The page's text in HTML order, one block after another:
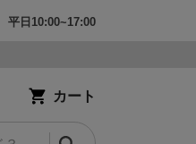
平日10:00~17:00
カート